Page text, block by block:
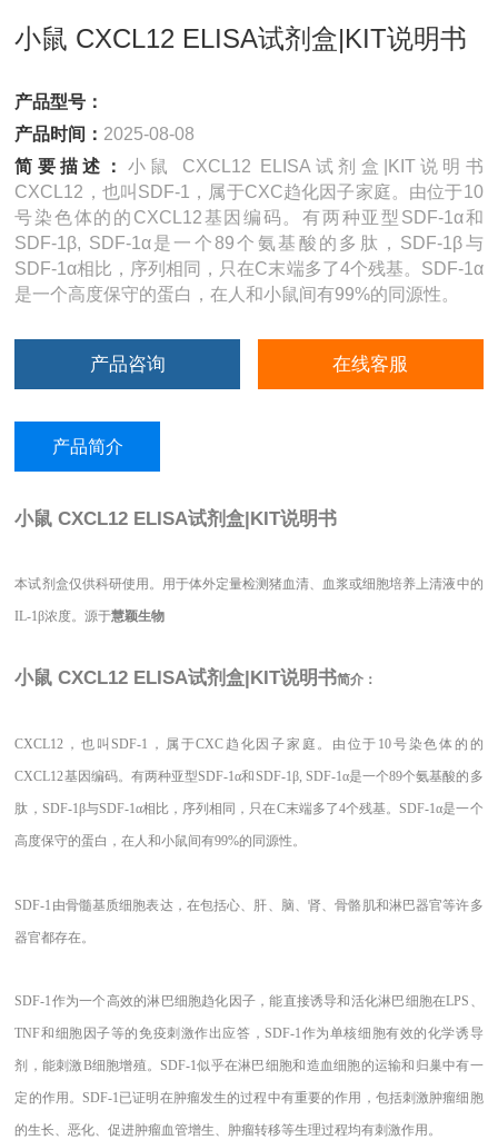
小鼠 CXCL12 ELISA试剂盒|KIT说明书
产品型号：
产品时间： 2025-08-08
简要描述： 小鼠 CXCL12 ELISA试剂盒|KIT说明书
CXCL12，也叫SDF-1，属于CXC趋化因子家庭。由位于10
号染色体的的CXCL12基因编码。有两种亚型SDF-1α和
SDF-1β, SDF-1α是一个89个氨基酸的多肽，SDF-1β与
SDF-1α相比，序列相同，只在C末端多了4个残基。SDF-1α
是一个高度保守的蛋白，在人和小鼠间有99%的同源性。
产品咨询 在线客服
产品简介
小鼠 CXCL12 ELISA试剂盒|KIT说明书
本试剂盒仅供科研使用。用于体外定量检测猪血清、血浆或细胞培养上清液中的
IL-1β浓度。源于慧颖生物
小鼠 CXCL12 ELISA试剂盒|KIT说明书简介：
CXCL12，也叫SDF-1，属于CXC趋化因子家庭。由位于10号染色体的的
CXCL12基因编码。有两种亚型SDF-1α和SDF-1β, SDF-1α是一个89个氨基酸的多
肽，SDF-1β与SDF-1α相比，序列相同，只在C末端多了4个残基。SDF-1α是一个
高度保守的蛋白，在人和小鼠间有99%的同源性。
SDF-1由骨髓基质细胞表达，在包括心、肝、脑、肾、骨骼肌和淋巴器官等许多
器官都存在。
SDF-1作为一个高效的淋巴细胞趋化因子，能直接诱导和活化淋巴细胞在LPS、
TNF和细胞因子等的免疫刺激作出应答，SDF-1作为单核细胞有效的化学诱导
剂，能刺激B细胞增殖。SDF-1似乎在淋巴细胞和造血细胞的运输和归巢中有一
定的作用。SDF-1已证明在肿瘤发生的过程中有重要的作用，包括刺激肿瘤细胞
的生长、恶化、促进肿瘤血管增生、肿瘤转移等生理过程均有刺激作用。